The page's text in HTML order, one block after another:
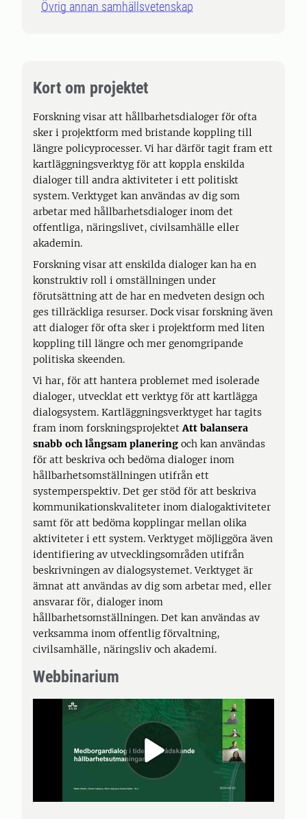
Övrig annan samhällsvetenskap
Kort om projektet
Forskning visar att hållbarhetsdialoger för ofta
sker i projektform med bristande koppling till
längre policyprocesser. Vi har därför tagit fram ett
kartläggningsverktyg för att koppla enskilda
dialoger till andra aktiviteter i ett politiskt
system. Verktyget kan användas av dig som
arbetar med hållbarhetsdialoger inom det
offentliga, näringslivet, civilsamhälle eller
akademin.
Forskning visar att enskilda dialoger kan ha en
konstruktiv roll i omställningen under
förutsättning att de har en medveten design och
ges tillräckliga resurser. Dock visar forskning även
att dialoger för ofta sker i projektform med liten
koppling till längre och mer genomgripande
politiska skeenden.
Vi har, för att hantera problemet med isolerade
dialoger, utvecklat ett verktyg för att kartlägga
dialogsystem. Kartläggningsverktyget har tagits
fram inom forskningsprojektetAtt balansera
snabb och långsam planering och kan användas
för att beskriva och bedöma dialoger inom
hållbarhetsomställningen utifrån ett
systemperspektiv. Det ger stöd för att beskriva
kommunikationskvaliteter inom dialogaktiviteter
samt för att bedöma kopplingar mellan olika
aktiviteter i ett system. Verktyget möjliggöra även
identifiering av utvecklingsområden utifrån
beskrivningen av dialogsystemet. Verktyget är
ämnat att användas av dig som arbetar med, eller
ansvarar för, dialoger inom
hållbarhetsomställningen. Det kan användas av
verksamma inom offentlig förvaltning,
civilsamhälle, näringsliv och akademi.
Webbinarium